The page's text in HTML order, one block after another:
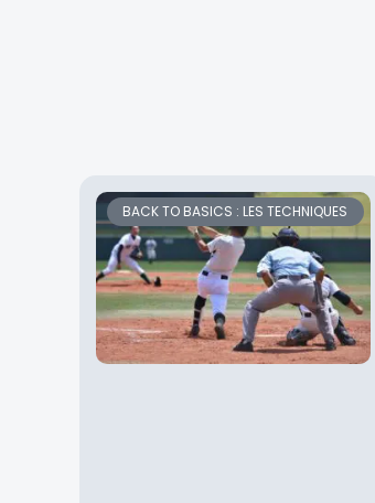
BACK TO BASICS : LES TECHNIQUES